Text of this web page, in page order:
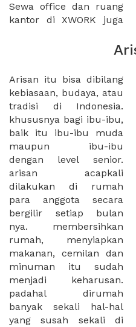
Sewa office dan ruang
kantor di XWORK juga
Arisan itu bisa dibilang
kebiasaan, budaya, atau
tradisi di Indonesia.
khususnya bagi ibu-ibu,
baik itu ibu-ibu muda
maupun ibu-ibu
dengan level senior.
arisan acapkali
dilakukan di rumah
para anggota secara
bergilir setiap bulan
nya. membersihkan
rumah, menyiapkan
makanan, cemilan dan
minuman itu sudah
menjadi keharusan.
padahal dirumah
banyak sekali hal-hal
yang susah sekali di
memesan catering
dalam jumlah besar.
tapi di restoran-
restoran biasanya
terdapat juga
pengunjung yang lain,
ibu harus memesan
jauh-jauh hari untuk
jumlah orang yang
banyak. dan jika
restoran langganan ibu
sudah full booked, ibu
bisa bingung mencari
alternatif option dengan
tempat dan harga
menu yang sesuai
dengan hati ibu. nah,
ibu harus tahu jika
XWORK dapat